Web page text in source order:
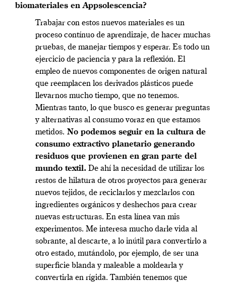
biomateriales en Appsolescencia?
Trabajar con estos nuevos materiales es un
proceso contínuo de aprendizaje, de hacer muchas
pruebas, de manejar tiempos y esperar. Es todo un
ejercicio de paciencia y para la reflexión. El
empleo de nuevos componentes de origen natural
que reemplacen los derivados plásticos puede
llevarnos mucho tiempo, que no tenemos.
Mientras tanto, lo que busco es generar preguntas
y alternativas al consumo voraz en que estamos
metidos. No podemos seguir en la cultura de
consumo extractivo planetario generando
residuos que provienen en gran parte del
mundo textil. De ahí la necesidad de utilizar los
restos de hilatura de otros proyectos para generar
nuevos tejidos, de reciclarlos y mezclarlos con
ingredientes orgánicos y deshechos para crear
nuevas estructuras. En esta línea van mis
experimentos. Me interesa mucho darle vida al
sobrante, al descarte, a lo inútil para convertirlo a
otro estado, mutándolo, por ejemplo, de ser una
superficie blanda y maleable a moldearla y
convertirla en rígida. También tenemos que